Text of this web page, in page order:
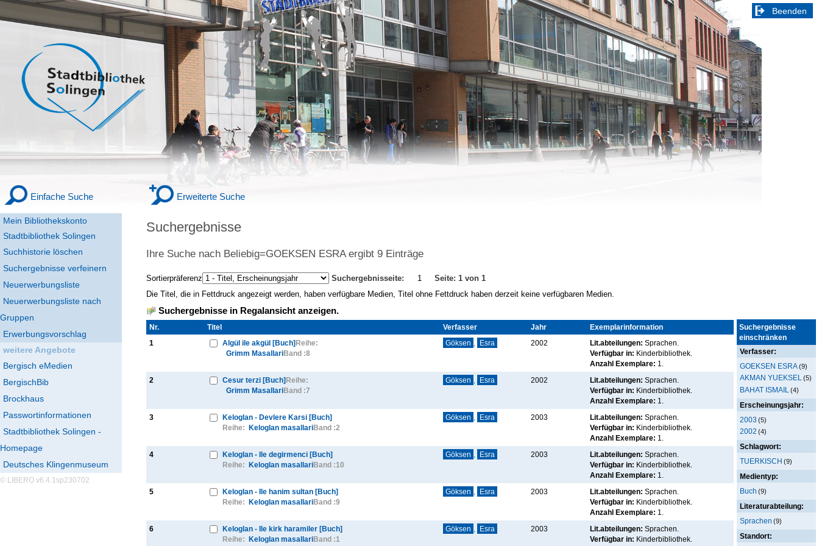
Mein Bibliothekskonto
Stadtbibliothek Solingen
Einfache Suche Erweiterte Suche
Suchhistorie löschen
Suchergebnisse verfeinern
Beenden
Neuerwerbungsliste
Neuerwerbungsliste nach
Gruppen
Erwerbungsvorschlag
weitere Angebote
Bergisch eMedien
BergischBib
Brockhaus
Passwortinformationen
Stadtbibliothek Solingen -
Homepage
Deutsches Klingenmuseum
© LIBERO v6.4.1sp230702
Suchergebnisse
Ihre Suche nach Beliebig=GOEKSEN ESRA ergibt 9 Einträge
Sortierpräferenz Suchergebnisseite: 1
Seite: 1 von 1
Die Titel, die in Fettdruck angezeigt werden, haben verfügbare Medien, Titel ohne Fettdruck haben derzeit keine verfügbaren Medien.
Suchergebnisse
einschränken
Verfasser:
GOEKSEN ESRA(9)
AKMAN YUEKSEL (5)
BAHAT ISMAIL (4)
Erscheinungsjahr:
2003 (5)
2002 (4)
Schlagwort:
TUERKISCH (9)
Medientyp:
Buch (9)
Literaturabteilung:
Sprachen (9)
Standort:
Suchergebnisse in Regalansicht anzeigen.
Nr. Titel Verfasser Jahr
Exemplarinformation
1
Algül ile akgül [Buch] Reihe:
Grimm MasallariBand :8
Göksen Esra 2002 Lit.abteilungen: Sprachen.
Verfügbar in: Kinderbibliothek
Anzahl Exemplare: 1.
2 Cesur terzi [Buch] Reihe:
Grimm MasallariBand :7
Göksen Esra 2002 Lit.abteilungen: Sprachen.
Verfügbar in: Kinderbibliothek
Anzahl Exemplare: 1.
3
Keloglan - Devlere Karsi [Buch]
Reihe:
Keloglan masallariBand :2
Göksen Esra 2003 Lit.abteilungen: Sprachen.
Verfügbar in: Kinderbibliothek
Anzahl Exemplare: 1.
4
Keloglan - Ile degirmenci [Buch]
Reihe:
Keloglan masallariBand :10
Göksen Esra 2003 Lit.abteilungen: Sprachen.
Verfügbar in: Kinderbibliothek
Anzahl Exemplare: 1.
5
Keloglan - Ile hanim sultan [Buch]
Reihe:
Keloglan masallariBand :9
Göksen Esra 2003 Lit.abteilungen: Sprachen.
Verfügbar in: Kinderbibliothek
Anzahl Exemplare: 1.
6
Keloglan - Ile kirk haramiler [Buch]
Reihe:
Keloglan masallariBand :1
Göksen Esra 2003 Lit.abteilungen: Sprachen.
Verfügbar in: Kinderbibliothek